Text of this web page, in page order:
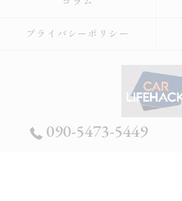
090-5473-5449
プライバシーポリシー
© 2026 福岡の出張洗車ならCar Lifehack